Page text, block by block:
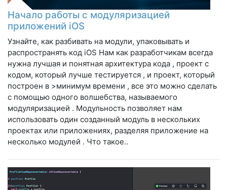
Начало работы с модуляризацией
приложений iOS
Узнайте, как разбивать на модули, упаковывать и
распространять код iOS Нам как разработчикам всегда
нужна лучшая и понятная архитектура кода , проект с
кодом, который лучше тестируется , и проект, который
построен в >минимум времени , все это можно сделать
с помощью одного волшебства, называемого
модуляризацией . Модульность позволяет нам
использовать один созданный модуль в нескольких
проектах или приложениях, разделяя приложение на
несколько модулей . Что такое..